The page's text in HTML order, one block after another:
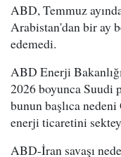
ABD, Temmuz
Arabistan'dan bir ay
edemedi.
ABD Enerji
2026 boyunca Suudi
bunun başlıca
enerji ticaretini
ABD-İran savaşı